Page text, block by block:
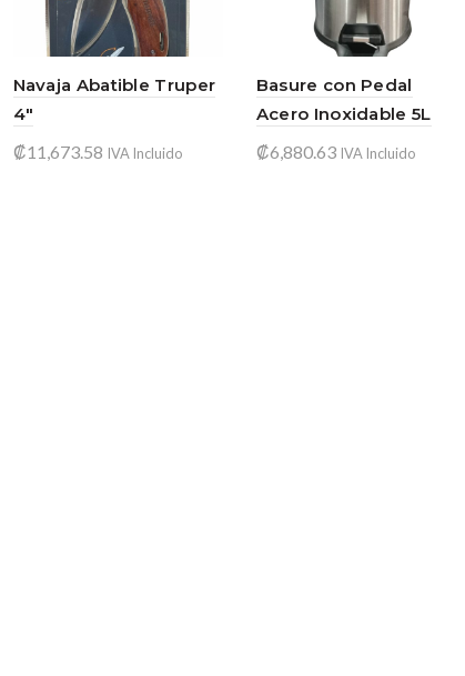
Navaja Abatible Truper
4″
₡11,673.58 IVA Incluido
Basure con Pedal
Acero Inoxidable 5L
₡6,880.63 IVA Incluido